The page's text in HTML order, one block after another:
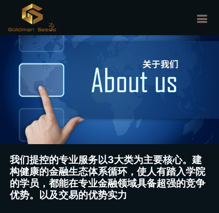
我们提控的专业服务以3大类为主要核心。建
构健康的金融生态体系循环，使人有踏入学院
的学员，都能在专业金融领域具备超强的竞争
优势。以及交易的优势实力